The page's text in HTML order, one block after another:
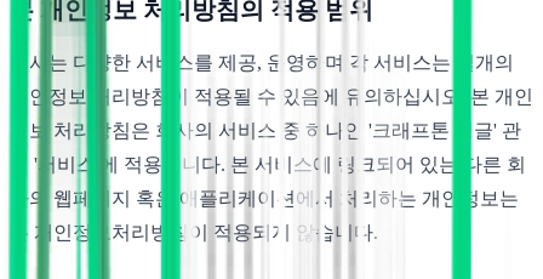
본 개인정보 처리방침의 적용 범위
회사는 다양한 서비스를 제공, 운영하며 각 서비스는 별개의
개인정보 처리방침이 적용될 수 있음에 유의하십시오. 본 개인
정보 처리방침은 회사의 서비스 중 하나인 '크래프톤 정글' 관
련 '서비스'에 적용됩니다. 본 서비스에 링크되어 있는 다른 회
사의 웹페이지 혹은 애플리케이션에서 처리하는 개인정보는
본 개인정보처리방침이 적용되지 않습니다.